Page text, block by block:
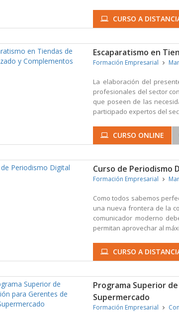
CURSO A
Escaparatismo en
Formación Empresarial
La elaboración del
profesionales del sector
que poseen de las
participado expertos del
CURSO ONLINE
Curso de Periodismo
Formación Empresarial
Como todos sabemos
una nueva frontera de la
comunicador moderno
permitan aprovechar al
CURSO A
Programa Superior
Supermercado
Formación Empresarial